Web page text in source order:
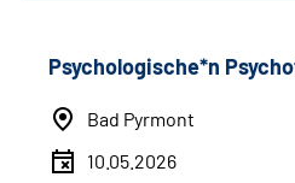
Psychologische*n
Bad Pyrmont
10.05.2026